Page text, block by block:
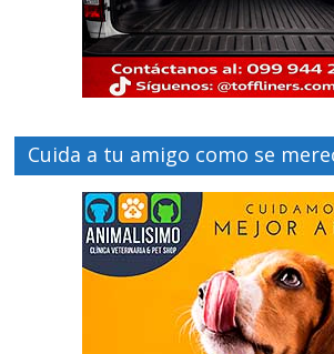
Cuida a tu amigo como se